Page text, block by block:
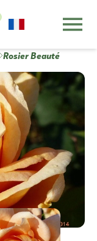
Rosier Beauté